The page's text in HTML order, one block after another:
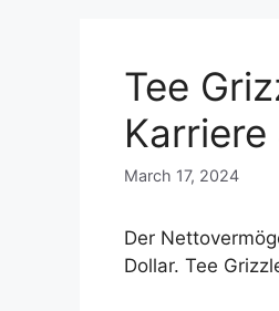
Tee
Karriere
March 17, 2024
Der
Dollar. Tee